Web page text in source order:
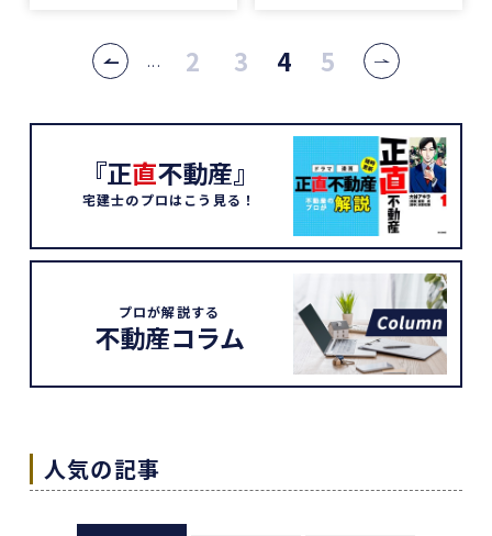
... 2 3 4 5
『正直不動産』
宅建士のプロはこう見る！
プロが解説する
不動産コラム
人気の記事